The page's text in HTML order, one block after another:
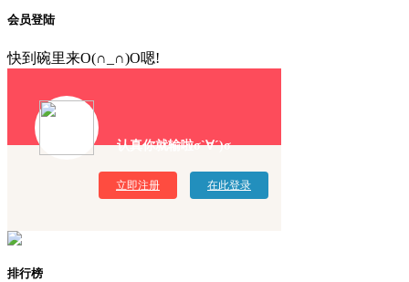
会员登陆
快到碗里来O(∩_∩)O嗯!
认真你就输啦σ`∀´)σ
立即注册 在此登录
排行榜